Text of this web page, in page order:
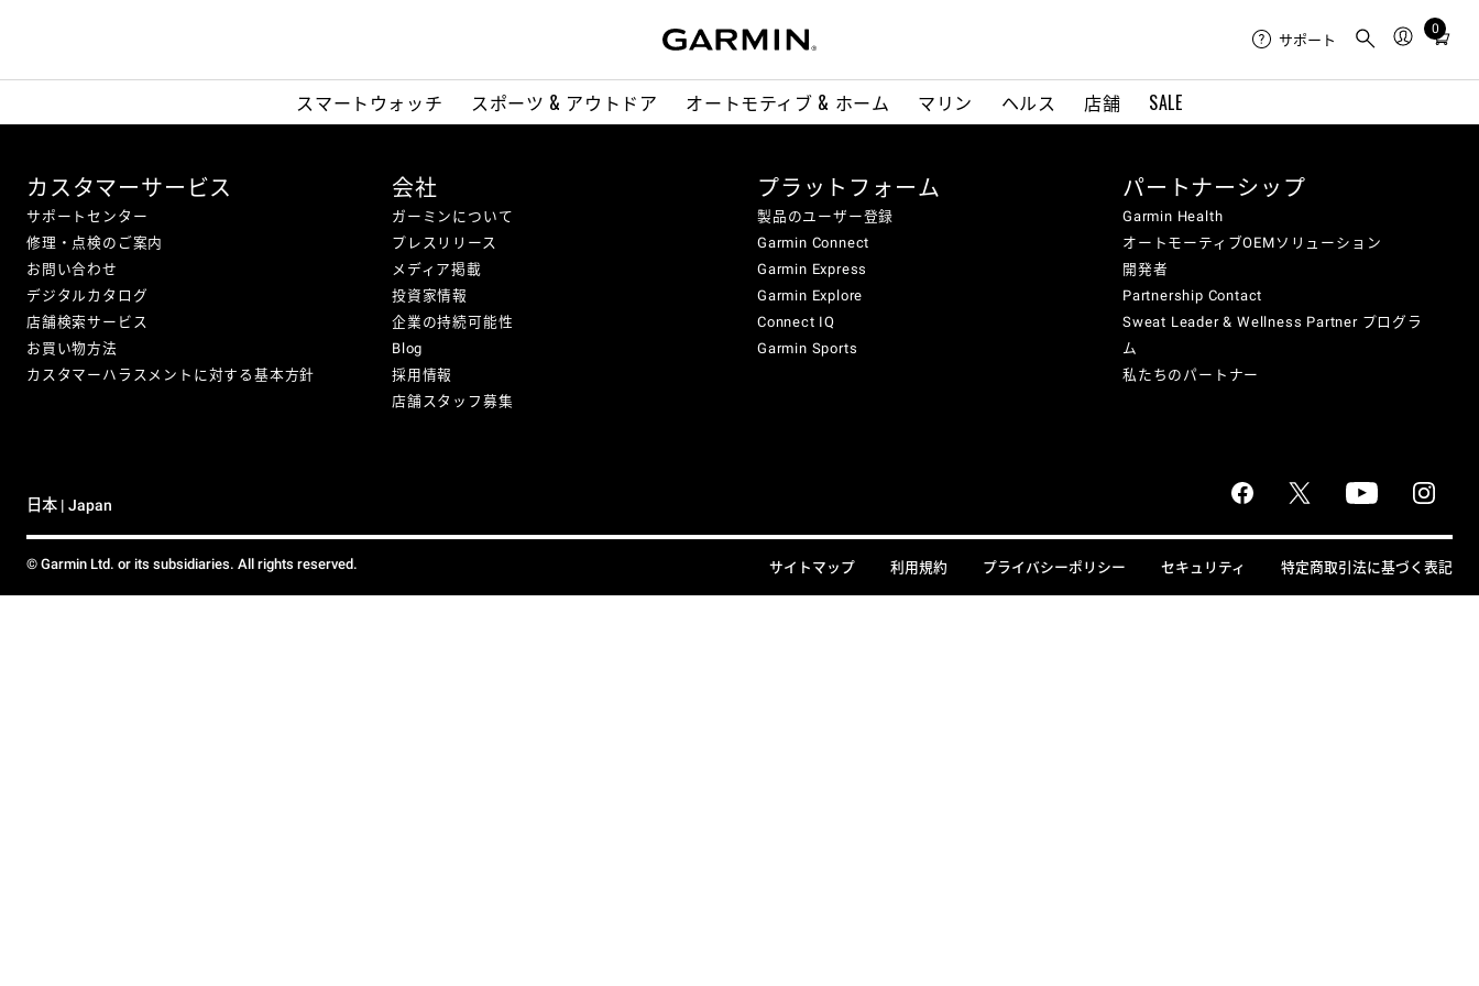
スマートウォッチ スポーツ & アウトドア オートモティブ & ホーム マリン ヘルス 店舗 SALE
サポート
0
Total
in
カスタマーサービス
サポートセンター
修理・点検のご案内
お問い合わせ
デジタルカタログ
店舗検索サービス
お買い物方法
カスタマーハラスメントに対する基本方針
会社
ガーミンについて
プレスリリース
メディア掲載
投資家情報
企業の持続可能性
Blog
採用情報
店舗スタッフ募集
プラットフォーム
製品のユーザー登録
Garmin Connect
Garmin Express
Garmin Explore
Connect IQ
Garmin Sports
パートナーシップ
Garmin Health
オートモーティブOEMソリューション
開発者
Partnership Contact
Sweat Leader & Wellness Partner プログラ
ム
私たちのパートナー
日本 | Japan
© Garmin Ltd. or its subsidiaries. All rights reserved. サイトマップ 利用規約 プライバシーポリシー セキュリティ 特定商取引法に基づく表記